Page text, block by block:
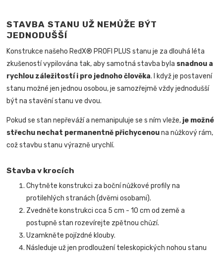
STAVBA STANU UŽ NEMŮŽE BÝT
JEDNODUŠŠÍ
Konstrukce našeho RedX® PROFI PLUS stanu je za dlouhá léta
zkušeností vypilována tak, aby samotná stavba byla snadnou a
rychlou záležitostí i pro jednoho člověka.
I když je postavení
stanu možné jen jednou osobou, je samozřejmě vždy jednodušší
být na stavění stanu ve dvou.
Pokud se stan nepřeváží a nemanipuluje se s ním vleže, je možné
střechu nechat permanentně přichycenouna nůžkový rám,
což stavbu stanu výrazně urychlí.
Stavba v krocích
Chytněte konstrukci za boční nůžkové profily na
protilehlých stranách (dvěmi osobami).
Zvedněte konstrukci cca 5 cm - 10 cm od země a
postupně stan rozevírejte zpětnou chůzí.
Uzamkněte pojízdné klouby.
Následuje už jen prodloužení teleskopických nohou stanu